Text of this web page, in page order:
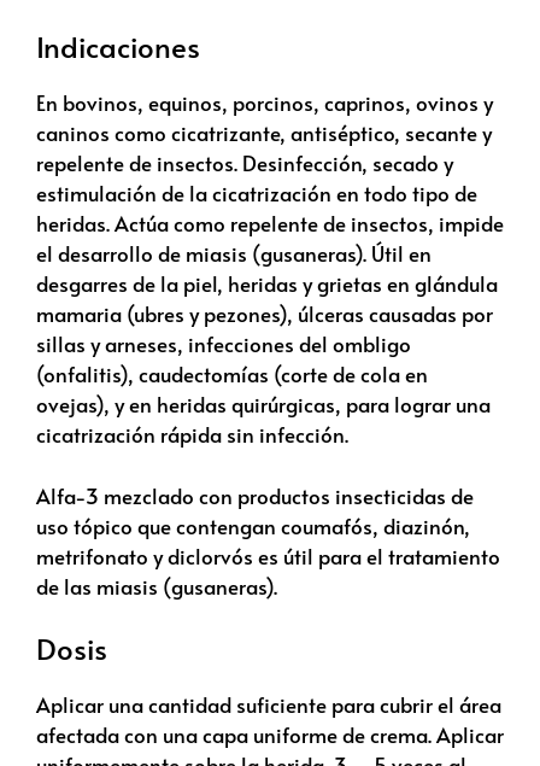
Indicaciones
En bovinos, equinos, porcinos, caprinos, ovinos y
caninos como cicatrizante, antiséptico, secante y
repelente de insectos. Desinfección, secado y
estimulación de la cicatrización en todo tipo de
heridas. Actúa como repelente de insectos, impide
el desarrollo de miasis (gusaneras). Útil en
desgarres de la piel, heridas y grietas en glándula
mamaria (ubres y pezones), úlceras causadas por
sillas y arneses, infecciones del ombligo
(onfalitis), caudectomías (corte de cola en
ovejas), y en heridas quirúrgicas, para lograr una
cicatrización rápida sin infección.
Alfa-3 mezclado con productos insecticidas de
uso tópico que contengan coumafós, diazinón,
metrifonato y diclorvós es útil para el tratamiento
de las miasis (gusaneras).
Dosis
Aplicar una cantidad suficiente para cubrir el área
afectada con una capa uniforme de crema. Aplicar